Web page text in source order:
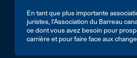
En tant que plus importante
juristes, l’Association du Barreau
ce dont vous avez besoin pour
carrière et pour faire face aux